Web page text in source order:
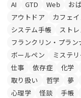
AI GTD Web お
アウトドア
カフェ
システム手帳
ストレ
フランクリン・プラン
ボールペン
ミステ
仕事
依存症 化学
取り扱い
哲学 夢
心理学
怪談 手帳